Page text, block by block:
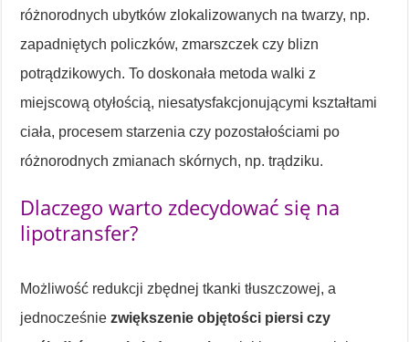
różnorodnych ubytków zlokalizowanych na twarzy, np.
zapadniętych policzków, zmarszczek czy blizn
potrądzikowych. To doskonała metoda walki z
miejscową otyłością, niesatysfakcjonującymi kształtami
ciała, procesem starzenia czy pozostałościami po
różnorodnych zmianach skórnych, np. trądziku.
Dlaczego warto zdecydować się na
lipotransfer?
Możliwość redukcji zbędnej tkanki tłuszczowej, a
jednocześniezwiększenie objętości piersi czy